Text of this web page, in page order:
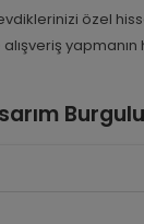
özel
yapmanın